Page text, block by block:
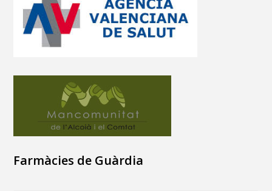
Farmàcies de Guàrdia